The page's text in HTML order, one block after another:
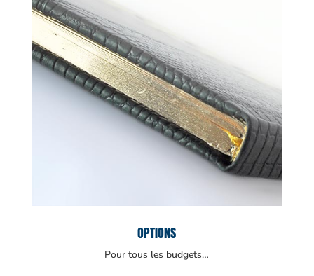
OPTIONS
Pour tous les budgets…